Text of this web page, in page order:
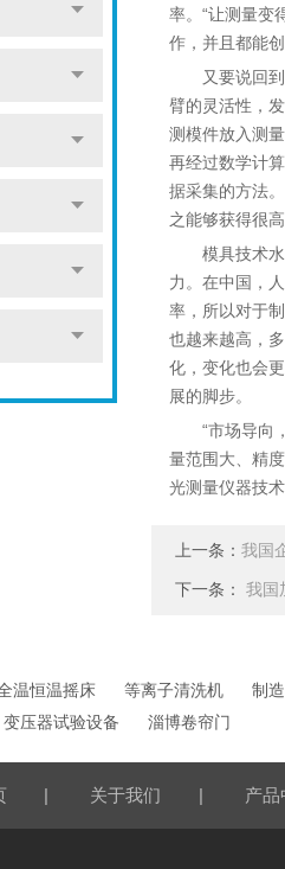
率。“让测量变
作，并且都能
又要说回到
臂的灵活性，
测模件放入测
再经过数学计
据采集的方法
之能够获得很
模具技术水
力。在中国，
率，所以对于
也越来越高，
化，变化也会
展的脚步。
“市场导向，
量范围大、精
光测量仪器技
上一条： 我国
下一条： 我国
温恒温摇床 等离子清洗机
制
变压器试验设备 淄博卷帘门
| 关于我们 | 产品